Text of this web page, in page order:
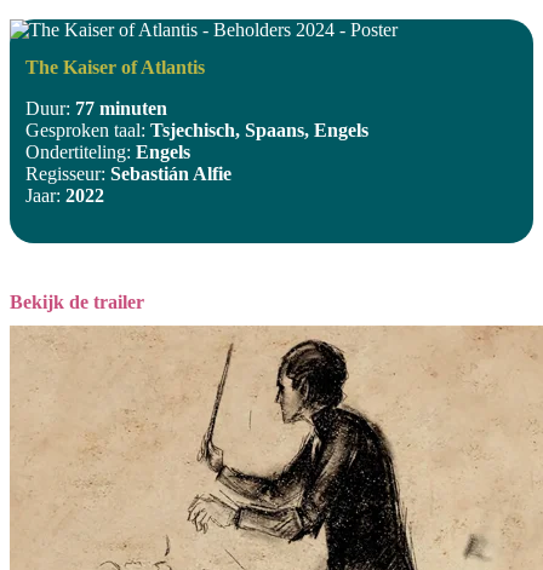
The Kaiser of Atlantis
Duur: 77 minuten
Gesproken taal:Tsjechisch, Spaans, Engels
Ondertiteling:Engels
Regisseur:Sebastián Alfie
Jaar:2022
Bekijk de trailer